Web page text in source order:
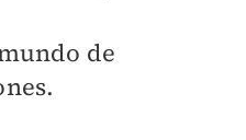
de